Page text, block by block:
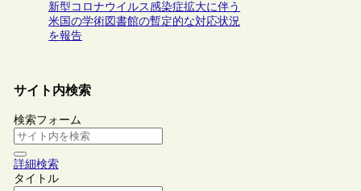
新型コロナウイルス感染症拡大に伴う
米国の学術図書館の暫定的な対応状況
を報告
サイト内検索
検索フォーム
詳細検索
タイトル